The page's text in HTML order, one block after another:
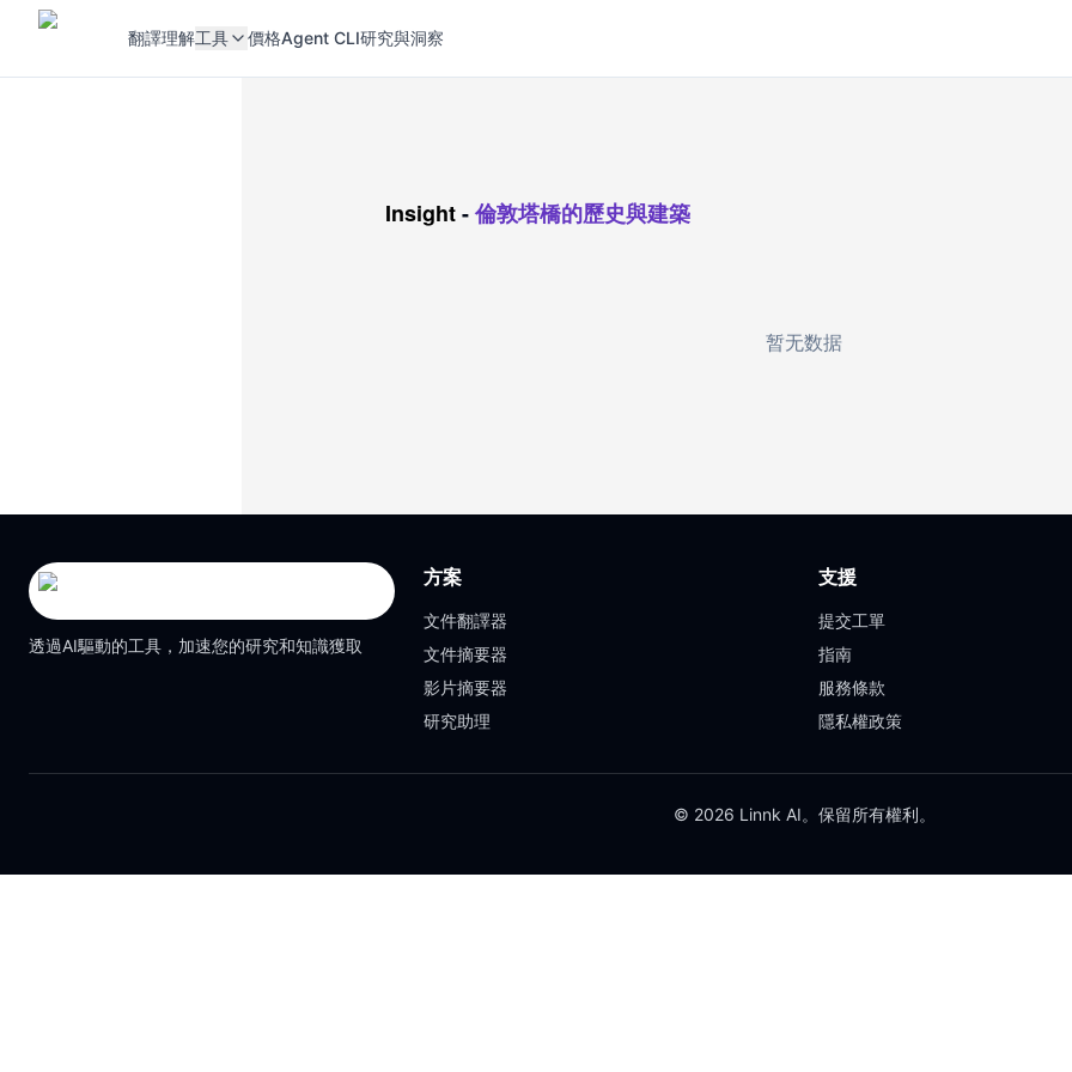
翻譯理解工具 價格Agent CLI研究與洞察
Insight-倫敦塔橋的歷史與建築
暂无数据
透過AI驅動的工具，加速您的研究和知識獲取
方案
文件翻譯器
文件摘要器
影片摘要器
研究助理
支援
提交工單
指南
服務條款
隱私權政策
© 2026 Linnk AI。保留所有權利。